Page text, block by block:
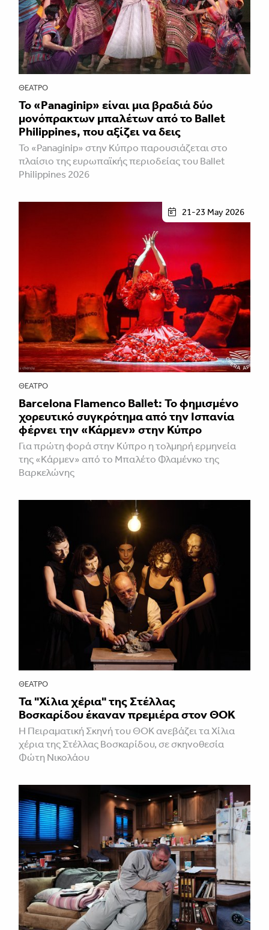
ΘΈΑΤΡΟ
Το «Panaginip» είναι μια βραδιά δύο
μονόπρακτων μπαλέτων από το Ballet
Philippines, που αξίζει να δεις
Το «Panaginip» στην Κύπρο παρουσιάζεται στο
πλαίσιο της ευρωπαϊκής περιοδείας του Ballet
Philippines 2026
21-23 May 2026
ΘΈΑΤΡΟ
Barcelona Flamenco Ballet: Το φημισμένο
χορευτικό συγκρότημα από την Ισπανία
φέρνει την «Κάρμεν» στην Κύπρο
Για πρώτη φορά στην Κύπρο η τολμηρή ερμηνεία
της «Κάρμεν» από το Μπαλέτο Φλαμένκο της
Βαρκελώνης
ΘΈΑΤΡΟ
Τα "Χίλια χέρια" της Στέλλας
Βοσκαρίδου έκαναν πρεμιέρα στον ΘΟΚ
Η Πειραματική Σκηνή του ΘΟΚ ανεβάζει τα Χίλια
χέρια της Στέλλας Βοσκαρίδου, σε σκηνοθεσία
Φώτη Νικολάου